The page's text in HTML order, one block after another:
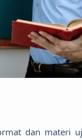
dan materi